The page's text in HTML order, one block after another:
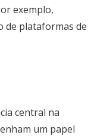
exemplo,
de plataformas de
central na
um papel